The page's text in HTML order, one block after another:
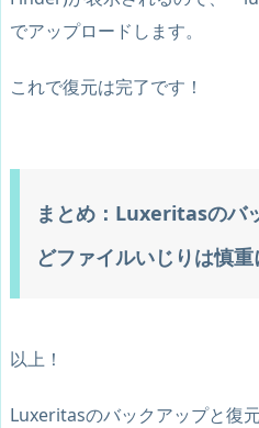
でアップロードします。
これで復元は完了です！
まとめ：Luxeritasのバ
どファイルいじりは慎重
以上！
Luxeritasのバックアップと復